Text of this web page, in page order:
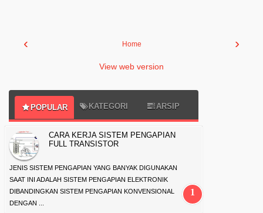
‹ ›
Home
View web version
POPULAR KATEGORI ARSIP
CARA KERJA SISTEM PENGAPIAN
FULL TRANSISTOR
JENIS SISTEM PENGAPIAN YANG BANYAK DIGUNAKAN
SAAT INI ADALAH SISTEM PENGAPIAN ELEKTRONIK
DIBANDINGKAN SISTEM PENGAPIAN KONVENSIONAL
DENGAN ...